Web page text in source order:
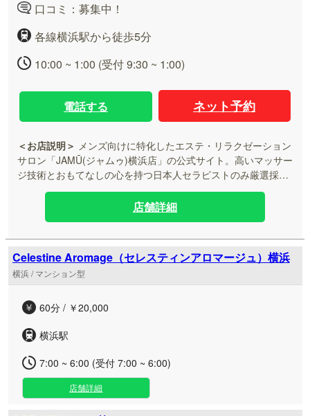
口コミ：募集中！
各線横浜駅から徒歩5分
10:00 ~ 1:00 (受付 9:30 ~ 1:00)
電話する ネット予約
＜お店説明＞ メンズ向けに特化したエステ・リラクゼーション
サロン「JAMŪ(ジャムゥ)横浜店」の公式サイト。高いマッサー
ジ技術とおもてなしの心を持つ日本人セラピストのみ厳選採用
中。お洒落なバリ風の完全個室空間で贅沢なひとときをお届け
店舗詳細
Celestine Aromage（セレスティンアロマージュ）横浜
横浜 / マンション型
60分 / ￥20,000
横浜駅
7:00 ~ 6:00 (受付 7:00 ~ 6:00)
店舗詳細